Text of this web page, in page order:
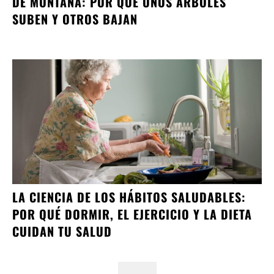
SUBEN Y OTROS BAJAN
LA CIENCIA DE LOS HÁBITOS SALUDABLES:
POR QUÉ DORMIR, EL EJERCICIO Y LA DIETA
CUIDAN TU SALUD